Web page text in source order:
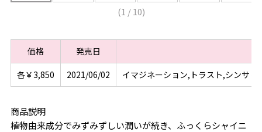
(1 /10)
価格
発売日
各￥3,850
2021/06/02 イマジネーション,トラスト,シンサ
商品説明
植物由来成分でみずみずしい潤いが続き、ふっくらシャイニ